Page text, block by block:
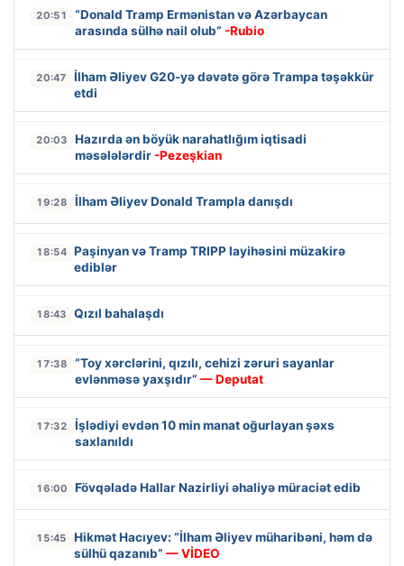
20:51
“Donald Tramp Ermənistan və Azərbaycan
arasında sülhə nail olub” -Rubio
20:47
İlham Əliyev G20-yə dəvətə görə Trampa təşəkkür
etdi
20:03
Hazırda ən böyük narahatlığım iqtisadi
məsələlərdir -Pezeşkian
19:28 İlham Əliyev Donald Trampla danışdı
18:54 Paşinyan və Tramp TRIPP layihəsini müzakirə
ediblər
18:43 Qızıl bahalaşdı
17:38
“Toy xərclərini, qızılı, cehizi zəruri sayanlar
evlənməsə yaxşıdır” — Deputat
17:32
İşlədiyi evdən 10 min manat oğurlayan şəxs
saxlanıldı
16:00 Fövqəladə Hallar Nazirliyi əhaliyə müraciət edib
15:45
Hikmət Hacıyev: “İlham Əliyev müharibəni, həm də
sülhü qazanıb” — VİDEO